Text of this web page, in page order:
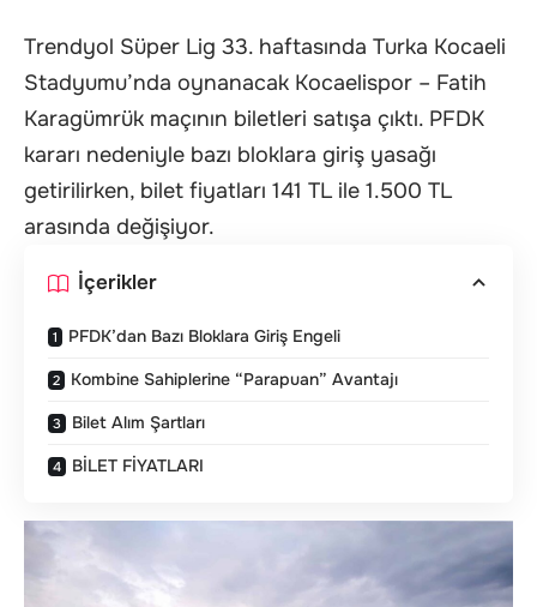
Trendyol Süper Lig 33. haftasında Turka Kocaeli
Stadyumu’nda oynanacak Kocaelispor – Fatih
Karagümrük maçının biletleri satışa çıktı. PFDK
kararı nedeniyle bazı bloklara giriş yasağı
getirilirken, bilet fiyatları 141 TL ile 1.500 TL
arasında değişiyor.
İçerikler
PFDK’dan Bazı Bloklara Giriş Engeli
Kombine Sahiplerine “Parapuan” Avantajı
Bilet Alım Şartları
BİLET FİYATLARI